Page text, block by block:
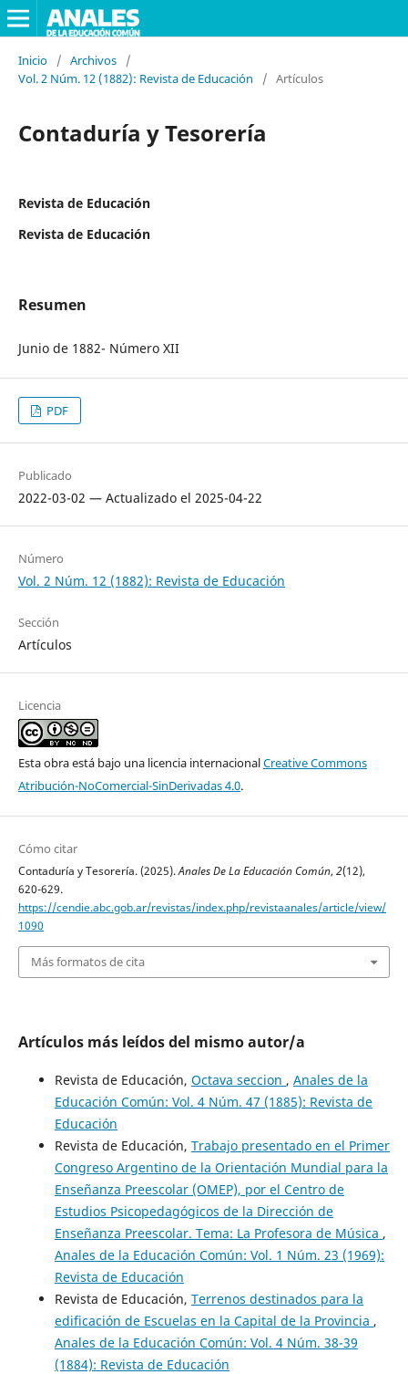
Inicio / Archivos
/
Vol. 2 Núm. 12 (1882): Revista de Educación
/ Artículos
Contaduría y Tesorería
Revista de Educación
Revista de Educación
Resumen
Junio de 1882- Número XII
PDF
Publicado
2022-03-02 — Actualizado el 2025-04-22
Número
Vol. 2 Núm. 12 (1882): Revista de Educación
Sección
Artículos
Licencia
Esta obra está bajo una licencia internacionalCreative Commons
Atribución-NoComercial-SinDerivadas 4.0.
Cómo citar
Contaduría y Tesorería. (2025).Anales De La Educación Común, 2(12),
620-629.
https://cendie.abc.gob.ar/revistas/index.php/revistaanales/article/view/
1090
Más formatos de cita
Artículos más leídos del mismo autor/a
Revista de Educación, Octava seccion , Anales de la
Educación Común: Vol. 4 Núm. 47 (1885): Revista de
Educación
Revista de Educación, Trabajo presentado en el Primer
Congreso Argentino de la Orientación Mundial para la
Enseñanza Preescolar (OMEP), por el Centro de
Estudios Psicopedagógicos de la Dirección de
Enseñanza Preescolar. Tema: La Profesora de Música ,
Anales de la Educación Común: Vol. 1 Núm. 23 (1969):
Revista de Educación
Revista de Educación, Terrenos destinados para la
edificación de Escuelas en la Capital de la Provincia ,
Anales de la Educación Común: Vol. 4 Núm. 38-39
(1884): Revista de Educación